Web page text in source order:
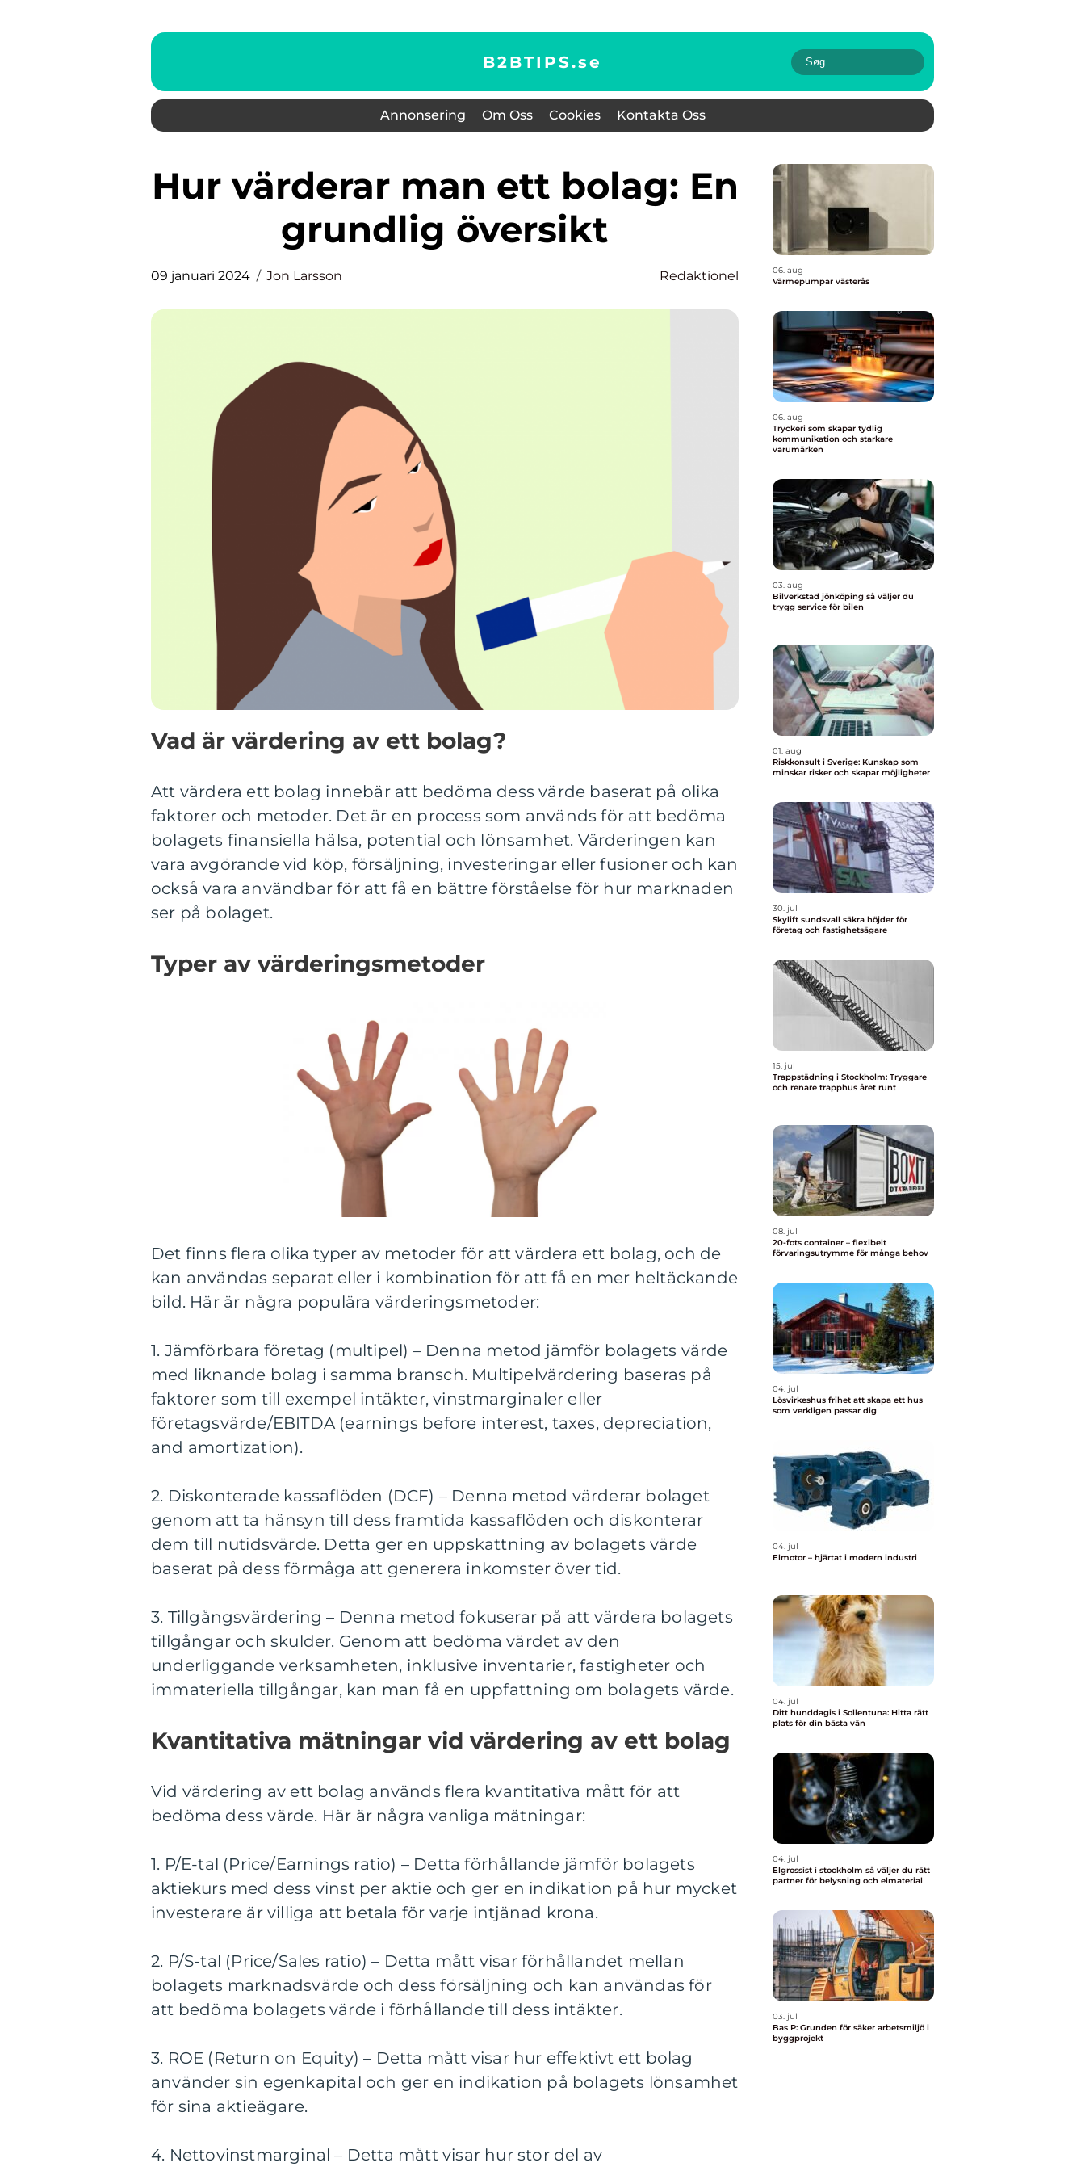
B2BTIPS.se
Annonsering Om Oss Cookies Kontakta Oss
Hur värderar man ett bolag: En
grundlig översikt
09 januari 2024 Jon Larsson Redaktionel
Vad är värdering av ett bolag?
Att värdera ett bolag innebär att bedöma dess värde baserat på olika
faktorer och metoder. Det är en process som används för att bedöma
bolagets finansiella hälsa, potential och lönsamhet. Värderingen kan
vara avgörande vid köp, försäljning, investeringar eller fusioner och kan
också vara användbar för att få en bättre förståelse för hur marknaden
ser på bolaget.
Typer av värderingsmetoder
Det finns flera olika typer av metoder för att värdera ett bolag, och de
kan användas separat eller i kombination för att få en mer heltäckande
bild. Här är några populära värderingsmetoder:
1. Jämförbara företag (multipel) – Denna metod jämför bolagets värde
med liknande bolag i samma bransch. Multipelvärdering baseras på
faktorer som till exempel intäkter, vinstmarginaler eller
företagsvärde/EBITDA (earnings before interest, taxes, depreciation,
and amortization).
2. Diskonterade kassaflöden (DCF) – Denna metod värderar bolaget
genom att ta hänsyn till dess framtida kassaflöden och diskonterar
dem till nutidsvärde. Detta ger en uppskattning av bolagets värde
baserat på dess förmåga att generera inkomster över tid.
3. Tillgångsvärdering – Denna metod fokuserar på att värdera bolagets
tillgångar och skulder. Genom att bedöma värdet av den
underliggande verksamheten, inklusive inventarier, fastigheter och
immateriella tillgångar, kan man få en uppfattning om bolagets värde.
Kvantitativa mätningar vid värdering av ett bolag
Vid värdering av ett bolag används flera kvantitativa mått för att
bedöma dess värde. Här är några vanliga mätningar:
1. P/E-tal (Price/Earnings ratio) – Detta förhållande jämför bolagets
aktiekurs med dess vinst per aktie och ger en indikation på hur mycket
investerare är villiga att betala för varje intjänad krona.
2. P/S-tal (Price/Sales ratio) – Detta mått visar förhållandet mellan
bolagets marknadsvärde och dess försäljning och kan användas för
att bedöma bolagets värde i förhållande till dess intäkter.
3. ROE (Return on Equity) – Detta mått visar hur effektivt ett bolag
använder sin egenkapital och ger en indikation på bolagets lönsamhet
för sina aktieägare.
4. Nettovinstmarginal – Detta mått visar hur stor del av
06. aug
Värmepumpar västerås
06. aug
Tryckeri som skapar tydlig
kommunikation och starkare
varumärken
03. aug
Bilverkstad jönköping så väljer du
trygg service för bilen
01. aug
Riskkonsult i Sverige: Kunskap som
minskar risker och skapar möjligheter
30. jul
Skylift sundsvall säkra höjder för
företag och fastighetsägare
15. jul
Trappstädning i Stockholm: Tryggare
och renare trapphus året runt
08. jul
20-fots container – flexibelt
förvaringsutrymme för många behov
04. jul
Lösvirkeshus frihet att skapa ett hus
som verkligen passar dig
04. jul
Elmotor – hjärtat i modern industri
04. jul
Ditt hunddagis i Sollentuna: Hitta rätt
plats för din bästa vän
04. jul
Elgrossist i stockholm så väljer du rätt
partner för belysning och elmaterial
03. jul
Bas P: Grunden för säker arbetsmiljö i
byggprojekt